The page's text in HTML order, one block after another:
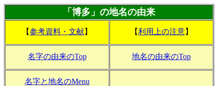
「 博多 」の地名の由来
【参考資料・文献】 【利用上の注意】
名字の由来のTop 地名の由来のTop
名字と地名のMenu